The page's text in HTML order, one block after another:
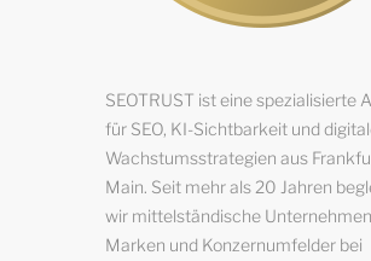
SEOTRUST ist eine spezialisierte
für SEO, KI-Sichtbarkeit und
Wachstumsstrategien aus
Main. Seit mehr als 20 Jahren
wir mittelständische
Marken und Konzernumfelder bei